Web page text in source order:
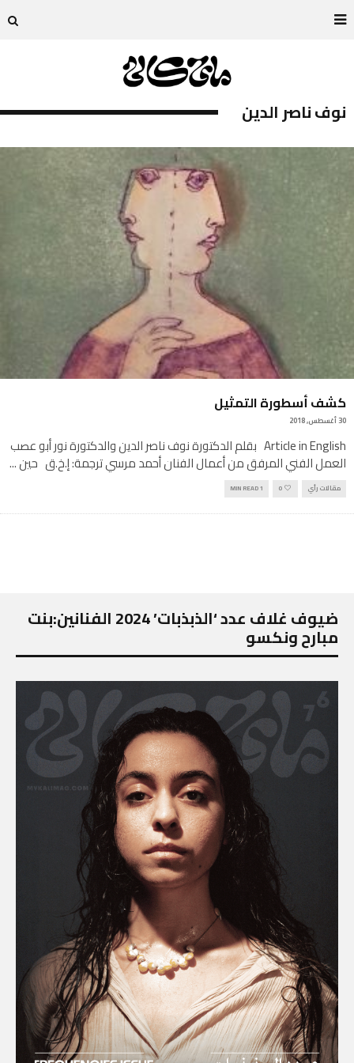
نوف ناصر الدين
كشف أسطورة التمثيل
30 أغسطس, 2018
Article in English بقلم الدكتورة نوف ناصر الدين والدكتورة نور أبو عصب
العمل الفني المرفق من أعمال الفنان أحمد مرسي ترجمة: إ.خ.ق حين...
مقالات رأي 0
1 MIN READ
ضيوف غلاف عدد ‘الذبذبات’ 2024 الفنانين:بنت
مبارح ونكسو